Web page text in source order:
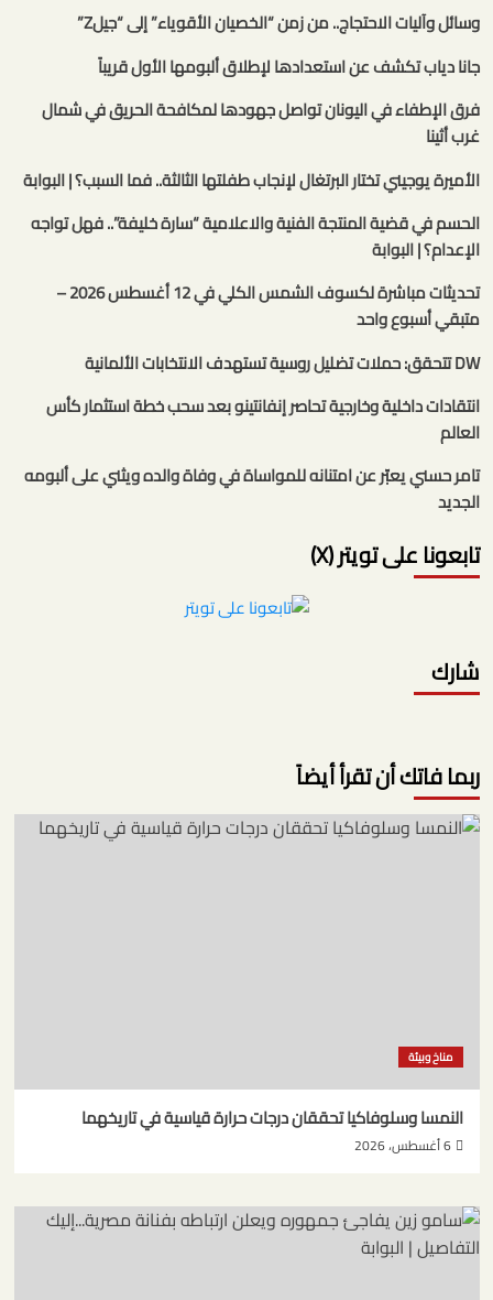
وسائل وآليات الاحتجاج.. من زمن “الخصيان الأقوياء” إلى “جيلZ”
جانا دياب تكشف عن استعدادها لإطلاق ألبومها الأول قريباً
فرق الإطفاء في اليونان تواصل جهودها لمكافحة الحريق في شمال
غرب أثينا
الأميرة يوجيني تختار البرتغال لإنجاب طفلتها الثالثة.. فما السبب؟ | البوابة
الحسم في قضية المنتجة الفنية والاعلامية “سارة خليفة”.. فهل تواجه
الإعدام؟ | البوابة
تحديثات مباشرة لكسوف الشمس الكلي في 12 أغسطس 2026 –
متبقي أسبوع واحد
DW تتحقق: حملات تضليل روسية تستهدف الانتخابات الألمانية
انتقادات داخلية وخارجية تحاصر إنفانتينو بعد سحب خطة استثمار كأس
العالم
تامر حسني يعبّر عن امتنانه للمواساة في وفاة والده ويثني على ألبومه
الجديد
تابعونا على تويتر (X)
شارك
ربما فاتك أن تقرأ أيضاً
مناخ وبيئة
النمسا وسلوفاكيا تحققان درجات حرارة قياسية في تاريخهما
6 أغسطس، 2026